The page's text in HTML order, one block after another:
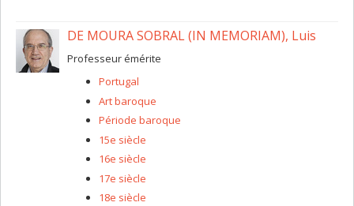
DE MOURA SOBRAL (IN MEMORIAM), Luis
Professeur émérite
Portugal
Art baroque
Période baroque
15e siècle
16e siècle
17e siècle
18e siècle